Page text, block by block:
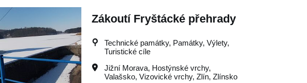
Zákoutí Fryštácké přehrady
Technické památky, Památky, Výlety,
Turistické cíle
Jižní Morava, Hostýnské vrchy,
Valašsko, Vizovické vrchy, Zlín, Zlínsko